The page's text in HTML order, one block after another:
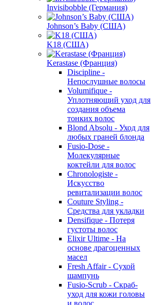
Invisibobble (Германия)
Johnson’s Baby (США)
K18 (США)
Kerastase (Франция)
Discipline -
Непослушные волосы
Volumifique -
Уплотняющий уход для
создания объема
тонких волос
Blond Absolu - Уход для
любых граней блонда
Fusio-Dose -
Молекулярные
коктейли для волос
Chronologiste -
Искусство
ревитализации волос
Couture Styling -
Средства для укладки
Densifique - Потеря
густоты волос
Elixir Ultime - На
основе драгоценных
масел
Fresh Affair - Сухой
шампунь
Fusio-Scrub - Скраб-
уход для кожи головы
и волос